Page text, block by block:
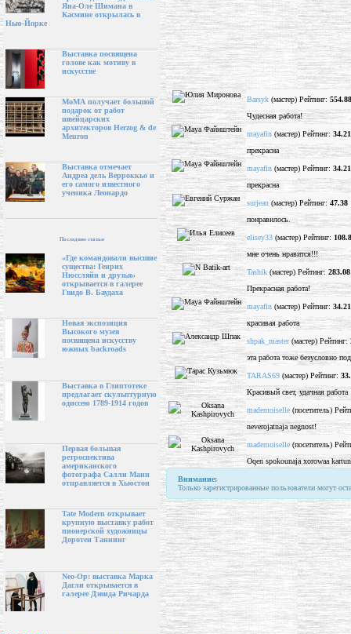
Яна-Оле Шимана в
Касмине открылась в
Нью-Йорке
Выставка посвящена
голове как мотиву в
искусстве
МоМА получает большой
подарок от работ
швейцарских
архитекторов Herzog & de
Meuron
Выставка отмечает
Андреа дель Верроккьо и
его самого известного
ученика Леонардо
Последние статьи
«Где командовали высшие
существа: Генрих
Нюссляйн и друзья»
открывается в галерее
Гвидо В. Баудаха
Новая экспозиция
Высокого музея
посвящена искусству
южных backroads
Выставка в Глиптотеке
предлагает скульптурную
одиссею 1789-1914 годов
Первая большая
ретроспектива
американского
фотографа Салли Манн
отправляется в Хьюстон
Tate Modern открывает
крупную выставку работ
пионерской художницы
Доротеи Таннинг
Neo-Op: выставка Марка
Дагли открывается в
галерее Дэвида Ричарда
Barsyk (мастер) Рейтинг: 554.88
Чудесная работа!
mayafin (мастер) Рейтинг: 34.21
прекрасна
mayafin (мастер) Рейтинг: 34.21
прекрасна
surjean (мастер) Рейтинг: 47.38
понравилось.
elisey33 (мастер) Рейтинг:
мне очень нравится!!!
Tashik (мастер) Рейтинг: 283.08
Прекрасная работа!
mayafin (мастер) Рейтинг: 34.21
красивая работа
shpak_master(мастер) Рейтинг:
эта работа тоже безусловно
TARAS69 (мастер) Рейтинг:
Красивый свет, удачная работа
mademoiselle (посетитель)
neverojatnaja negnost!
mademoiselle (посетитель)
Oqen spokounaja xorowaa
Внимание:
Только зарегистрированные пользователи могут